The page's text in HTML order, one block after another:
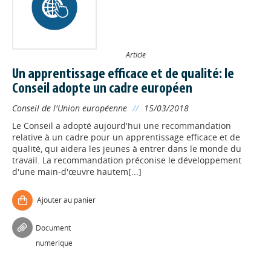
Article
Un apprentissage efficace et de qualité: le
Conseil adopte un cadre européen
Conseil de l'Union européenne // 15/03/2018
Le Conseil a adopté aujourd'hui une recommandation
relative à un cadre pour un apprentissage efficace et de
qualité, qui aidera les jeunes à entrer dans le monde du
travail. La recommandation préconise le développement
d'une main-d'œuvre hautem[...]
Ajouter au panier
Document
numérique